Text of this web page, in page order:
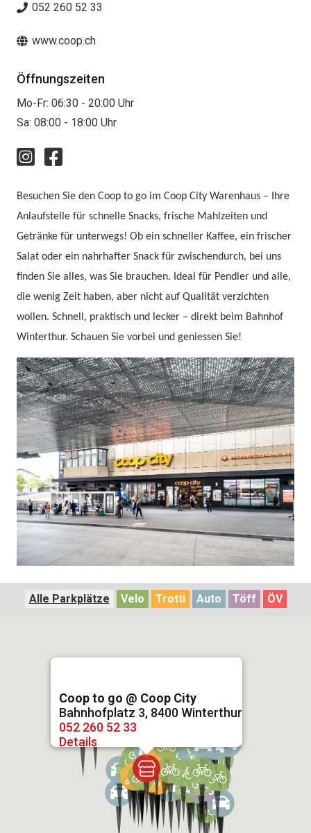
052 260 52 33
www.coop.ch
Öffnungszeiten
Mo-Fr: 06:30 - 20:00 Uhr
Sa: 08:00 - 18:00 Uhr
Besuchen Sie den Coop to go im Coop City Warenhaus – Ihre
Anlaufstelle für schnelle Snacks, frische Mahlzeiten und
Getränke für unterwegs! Ob ein schneller Kaffee, ein frischer
Salat oder ein nahrhafter Snack für zwischendurch, bei uns
finden Sie alles, was Sie brauchen. Ideal für Pendler und alle,
die wenig Zeit haben, aber nicht auf Qualität verzichten
wollen. Schnell, praktisch und lecker – direkt beim Bahnhof
Winterthur. Schauen Sie vorbei und geniessen Sie!
Alle Parkplätze Velo Trotti Auto Töff ÖV
Coop to go @ Coop City
Bahnhofplatz 3, 8400 Winterthur
052 260 52 33
Details